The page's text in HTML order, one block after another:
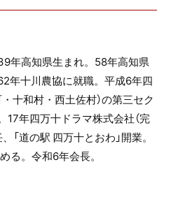
高知県生まれ。58年高知県
年十川農協に就職。平成6年四
十和村・西土佐村）の第三セク
年四万十ドラマ株式会社（完
「道の駅 四万十とおわ」開業。
る。令和6年会長。